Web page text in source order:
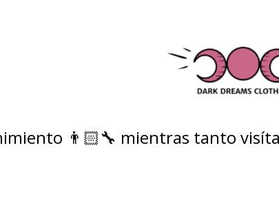
👨🏻‍🔧 mientras tanto